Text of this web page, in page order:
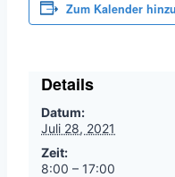
Zum Kalender
Details
Datum:
Juli 28, 2021
Zeit:
8:00 – 17:00